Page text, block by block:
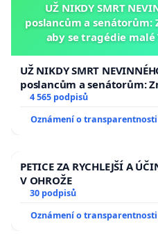
UŽ NIKDY SMRT
poslancům a senátorům:
aby se tragédie
UŽ NIKDY SMRT
poslancům a senátorům:
aby se tragédie malé
4 565 podpisů
Oznámení o transparentnosti
PETICE ZA RYCHLEJŠÍ A
V OHROŽE
30 podpisů
Oznámení o transparentnosti